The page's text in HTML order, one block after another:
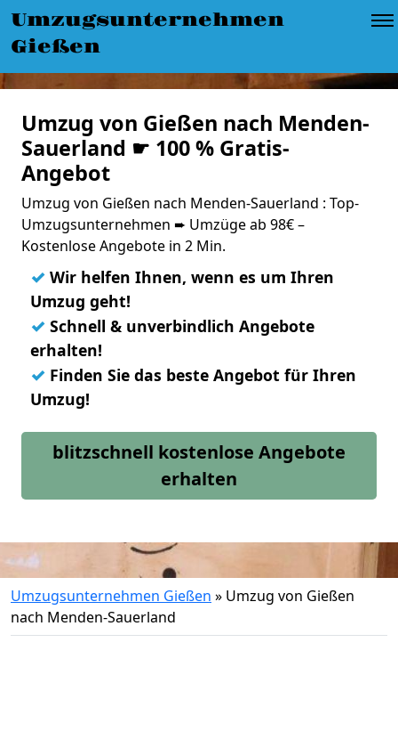
Umzugsunternehmen
Gießen
Umzug von Gießen nach Menden-
Sauerland ☛ 100 % Gratis-
Angebot
Umzug von Gießen nach Menden-Sauerland : Top-
Umzugsunternehmen ➨ Umzüge ab 98€ –
Kostenlose Angebote in 2 Min.
✓ Wir helfen Ihnen, wenn es um Ihren
Umzug geht!
✓ Schnell & unverbindlich Angebote
erhalten!
✓ Finden Sie das beste Angebot für Ihren
Umzug!
blitzschnell kostenlose Angebote
erhalten
Umzugsunternehmen Gießen » Umzug von Gießen
nach Menden-Sauerland